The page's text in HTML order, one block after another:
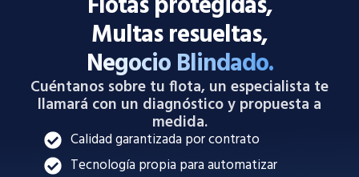
Multas resueltas,
Negocio Blindado.
Cuéntanos sobre tu flota, un especialista te
llamará con un diagnóstico y propuesta a
medida.
Calidad garantizada por contrato
Tecnología propia para automatizar